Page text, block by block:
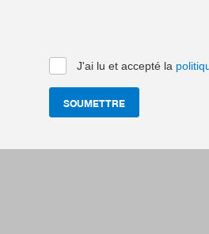
J'ai lu et accepté la
SOUMETTRE